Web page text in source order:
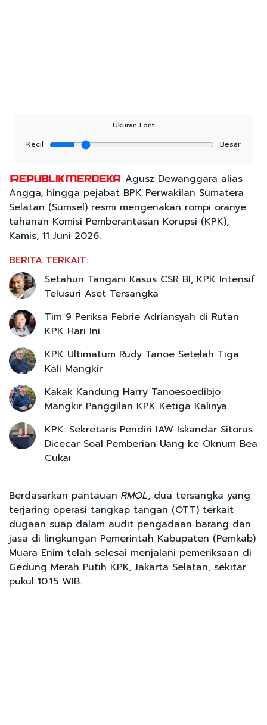
Ukuran Font
Kecil
Besar
Agusz Dewanggara alias
Angga, hingga pejabat BPK Perwakilan Sumatera
Selatan (Sumsel) resmi mengenakan rompi oranye
tahanan Komisi Pemberantasan Korupsi (KPK),
Kamis, 11 Juni 2026.
BERITA TERKAIT:
Setahun Tangani Kasus CSR BI, KPK Intensif
Telusuri Aset Tersangka
Tim 9 Periksa Febrie Adriansyah di Rutan
KPK Hari Ini
KPK Ultimatum Rudy Tanoe Setelah Tiga
Kali Mangkir
Kakak Kandung Harry Tanoesoedibjo
Mangkir Panggilan KPK Ketiga Kalinya
KPK: Sekretaris Pendiri IAW Iskandar Sitorus
Dicecar Soal Pemberian Uang ke Oknum Bea
Cukai
Berdasarkan pantauan RMOL, dua tersangka yang
terjaring operasi tangkap tangan (OTT) terkait
dugaan suap dalam audit pengadaan barang dan
jasa di lingkungan Pemerintah Kabupaten (Pemkab)
Muara Enim telah selesai menjalani pemeriksaan di
Gedung Merah Putih KPK, Jakarta Selatan, sekitar
pukul 10.15 WIB.